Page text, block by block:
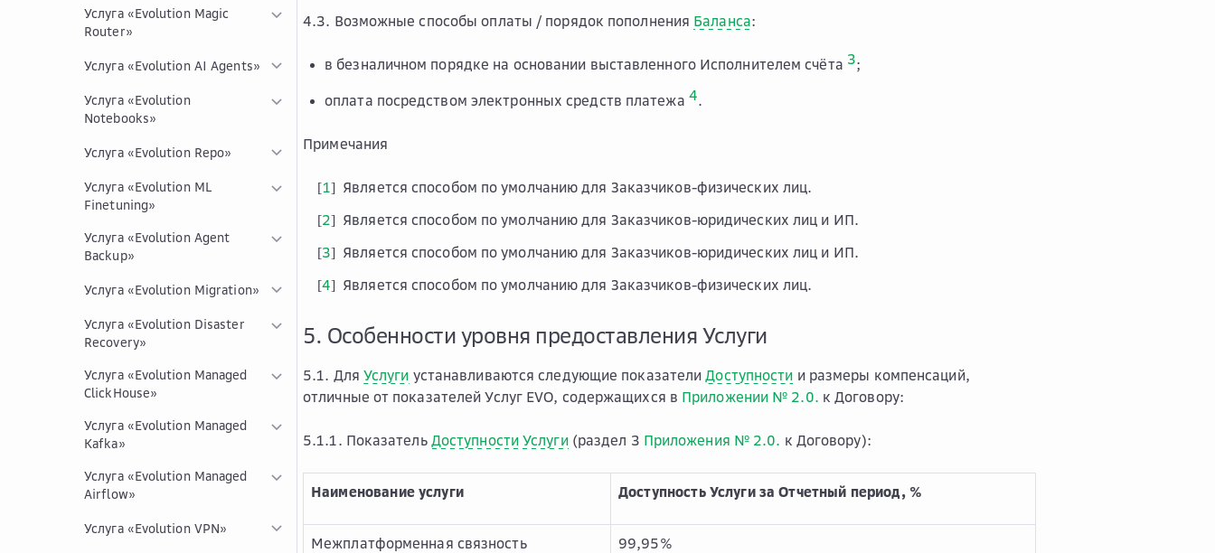
Услуга «Evolution Magic
Router»
Услуга «Evolution AI Agents»
Услуга «Evolution
Notebooks»
Услуга «Evolution Repo»
Услуга «Evolution ML
Finetuning»
Услуга «Evolution Agent
Backup»
Услуга «Evolution Migration»
Услуга «Evolution Disaster
Recovery»
Услуга «Evolution Managed
ClickHouse»
Услуга «Evolution Managed
Kafka»
Услуга «Evolution Managed
Airflow»
Услуга «Evolution VPN»
4.3. Возможные способы оплаты / порядок пополнения Баланса:
в безналичном порядке на основании выставленного Исполнителем счёта 3;
оплата посредством электронных средств платежа 4.
Примечания
[1] Является способом по умолчанию для Заказчиков-физических лиц.
[2] Является способом по умолчанию для Заказчиков-юридических лиц и ИП.
[3] Является способом по умолчанию для Заказчиков-юридических лиц и ИП.
[4] Является способом по умолчанию для Заказчиков-физических лиц.
5. Особенности уровня предоставления Услуги
5.1. Для Услуги устанавливаются следующие показателиДоступности и размеры компенсаций,
отличные от показателей Услуг EVO, содержащихся в Приложении № 2.0. к Договору:
5.1.1. Показатель Доступности Услуги(раздел 3 Приложения № 2.0. к Договору):
Наименование услуги Доступность Услуги за Отчетный период, %
Межплатформенная связность 99,95%